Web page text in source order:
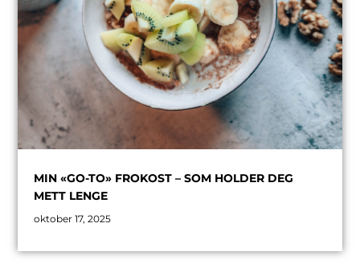
MIN «GO-TO» FROKOST – SOM HOLDER DEG
METT LENGE
oktober 17, 2025